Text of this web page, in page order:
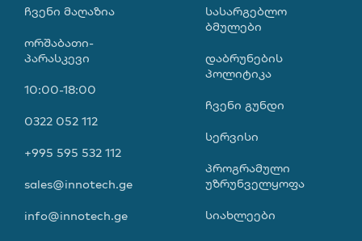
ᲩᲕᲔᲜᲘ ᲛᲐᲦᲐᲖᲘᲐ
ორშაბათი-
პარასკევი
10:00-18:00
0322 052 112
+995 595 532 112
sales@innotech.ge
info@innotech.ge
ᲡᲐᲡᲐᲠᲒᲔᲑᲚᲝ
ᲑᲛᲣᲚᲔᲑᲘ
დაბრუნების
პოლიტიკა
ჩვენი გუნდი
სერვისი
პროგრამული
უზრუნველყოფა
სიახლეები